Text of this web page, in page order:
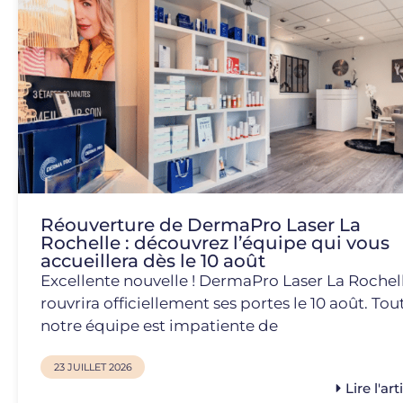
Réouverture de DermaPro Laser La
Rochelle : découvrez l’équipe qui vous
accueillera dès le 10 août
Excellente nouvelle ! DermaPro Laser La
rouvrira officiellement ses portes le 10 août.
notre équipe est impatiente de
23 JUILLET 2026
Lire